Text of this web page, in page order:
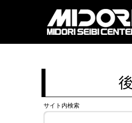
サイト内検索